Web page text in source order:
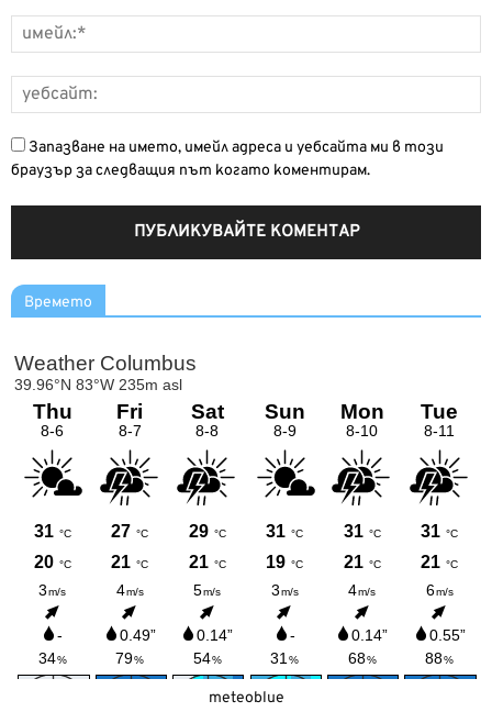
Запазване на името, имейл адреса и уебсайта ми в този
браузър за следващия път когато коментирам.
Времето
meteoblue